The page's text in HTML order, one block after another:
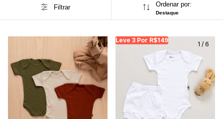
Filtrar Ordenar por:
Destaque
1/5
Leve 3 Por R$149
Leve 3 Por R$149
1 / 6